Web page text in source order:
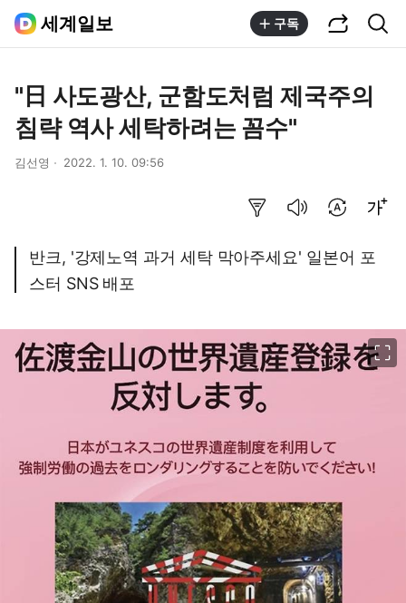
세계일보 구독
"日 사도광산, 군함도처럼 제국주의
침략 역사 세탁하려는 꼼수"
김선영 2022. 1. 10. 09:56
반크, '강제노역 과거 세탁 막아주세요' 일본어 포
스터 SNS 배포